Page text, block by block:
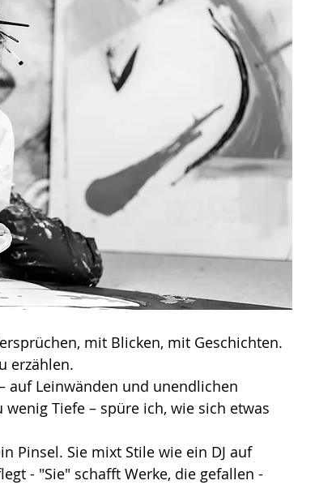
mit Blicken, mit Geschichten.
erzählen.
auf Leinwänden und unendlichen
Tiefe – spüre ich, wie sich etwas
Pinsel. Sie mixt Stile wie ein DJ auf
- "Sie" schafft Werke, die gefallen -